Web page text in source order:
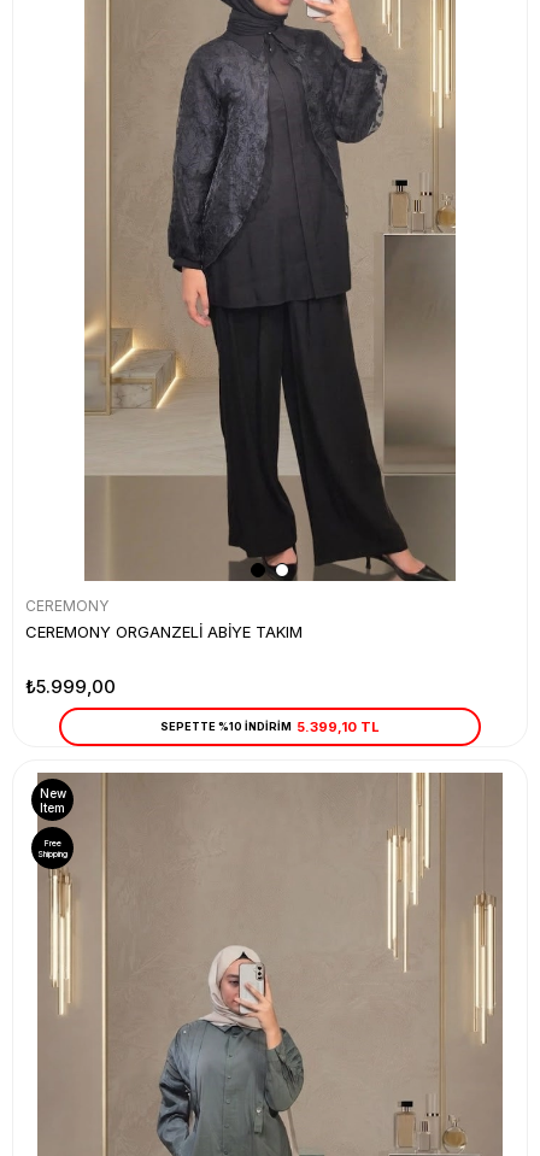
CEREMONY
CEREMONY ORGANZELİ ABİYE TAKIM
₺5.999,00
SEPETTE %10 İNDİRİM 5.399,10 TL
New
Item
Free
Shipping